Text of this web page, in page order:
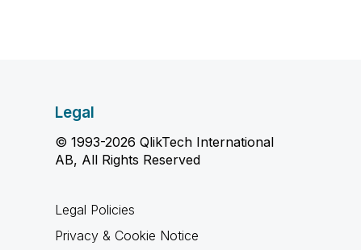
Legal
© 1993-2026 QlikTech International
AB, All Rights Reserved
Legal Policies
Privacy & Cookie Notice